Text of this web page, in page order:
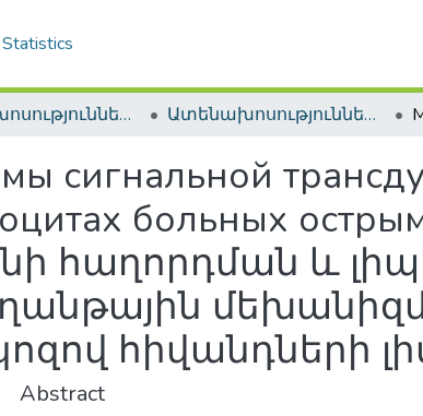
Statistics
Ատենախոսություններ և սեղմագրեր / Theses & Abstracts Ատենախոսություններ և սեղմագրեր / Theses & Abstracts
сигнальной
больных
հաղորդման և
հիվանդների
Abstract